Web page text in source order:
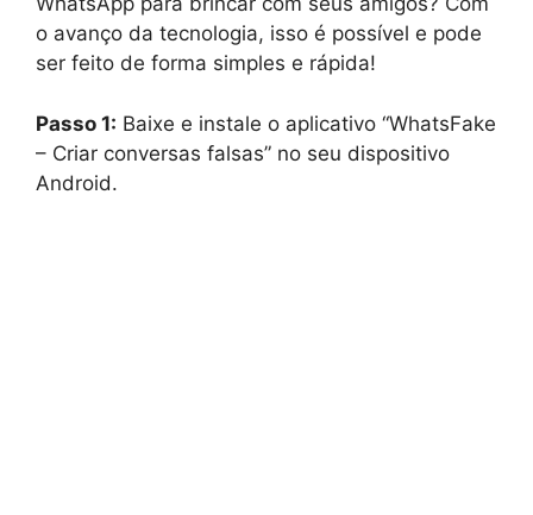
o avanço da tecnologia, isso é possível e pode
ser feito de forma simples e rápida!
Passo 1: Baixe e instale o aplicativo “WhatsFake
– Criar conversas falsas” no seu dispositivo
Android.